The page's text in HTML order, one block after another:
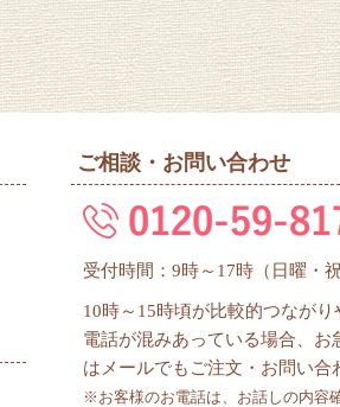
ご相談・お問い合わせ
受付時間：9時～17時（日曜・祝
10時～15時頃が比較的つなが
電話が混みあっている場合、
はメールでもご注文・お問い合
※お客様のお電話は、お話しの内容